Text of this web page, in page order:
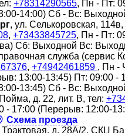
+78314290565, Пн - Пт:
14:00) Сб - Вс:
, ул. Селькоровская, 114в,
, +73433845725, Пн - Пт:
Сб: Выходной Вс:
служба (сервис
, +74942461859 , Пн -
13:00-13:45) Пт: 09:00 -
13:45) Сб - Вс:
д. 22, лит. В, тел:
- 17:00 (Перерыв: 12:00-
Схема проезда
Трактовая, д. 28А/2, СКЦ